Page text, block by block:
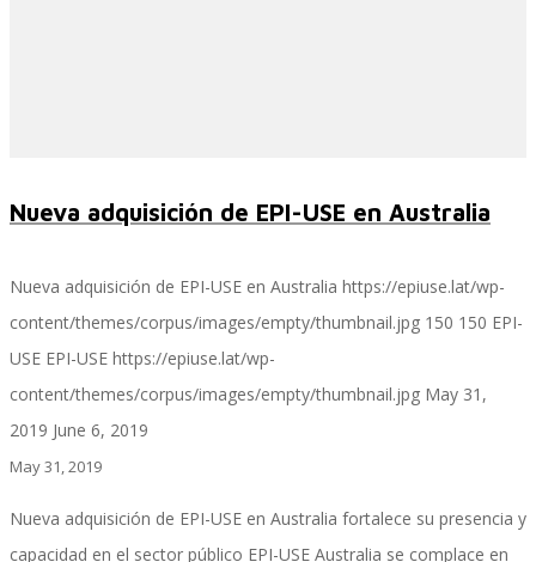
Assessment SAP S/4HANA
Implementación SAP SuccessFactors
Nueva adquisición de EPI-USE en Australia
Nueva adquisición de EPI-USE en Australia https://epiuse.lat/wp-
content/themes/corpus/images/empty/thumbnail.jpg 150 150 EPI-
USE EPI-USE https://epiuse.lat/wp-
content/themes/corpus/images/empty/thumbnail.jpg May 31,
2019 June 6, 2019
May 31, 2019
Nueva adquisición de EPI-USE en Australia fortalece su presencia y
capacidad en el sector público EPI-USE Australia se complace en